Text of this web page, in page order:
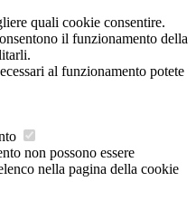
quali cookie consentire.
il funzionamento della
al funzionamento potete
non possono essere
nella pagina della cookie